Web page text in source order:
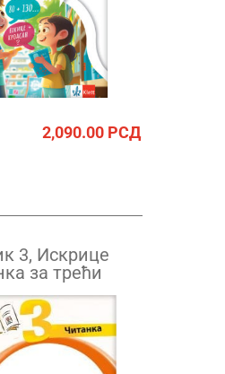
2,090.00РСД
3, Искрице
за трећи